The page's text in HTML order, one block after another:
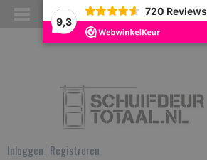
9,3
720 Reviews
Inloggen Registreren